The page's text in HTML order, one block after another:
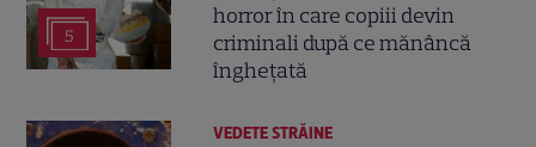
5
horror în care copiii devin
criminali după ce mănâncă
înghețată
VEDETE STRĂINE